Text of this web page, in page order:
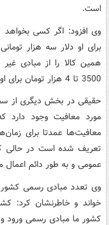
است.
وی افزود: اگر کسی بخواهد
همین کالا را از مبادی
3500 تا 4 هزار تومان برای او تمام می‌شود.
معافیت‌ها عمدتا برای
تعریف شده است در حالی
عمومی و به طور دائم
وی تعدد مبادی رسمی کشور
خواند و خاطرنشان کرد:
کشور ما مبادی رسمی ورود و